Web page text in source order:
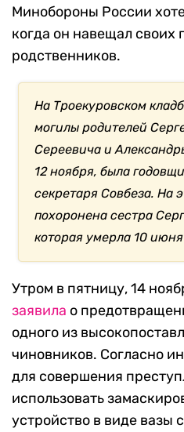
Минобороны России
когда он навещал своих
родственников.
На Троекуровском
могилы родителей
Сереевича и
12 ноября, была
секретаря Совбеза. На
похоронена сестра
которая умерла 10 июня
Утром в пятницу, 14
заявила о
одного из
чиновников. Согласно
для совершения
использовать
устройство в виде вазы